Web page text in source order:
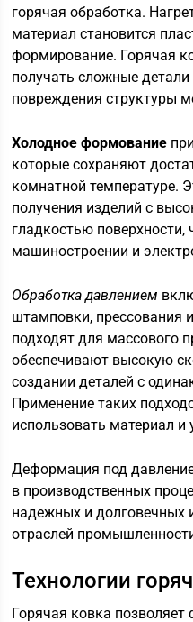
горячая обработка.
материал становится
формирование. Горячая
получать сложные
повреждения структуры
Холодное формование
которые сохраняют
комнатной температуре.
получения изделий с
гладкостью поверхности,
машиностроении и
Обработка давлением
штамповки, прессования
подходят для массового
обеспечивают высокую
создании деталей с
Применение таких
использовать материал
Деформация под
в производственных
надежных и долговечных
отраслей
Технологии
Горячая ковка